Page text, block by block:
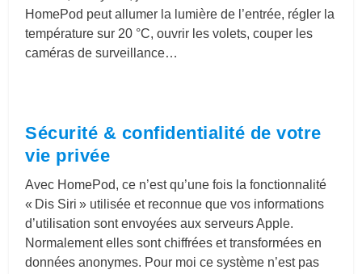
HomePod peut allumer la lumière de l’entrée, régler la
température sur 20 °C, ouvrir les volets, couper les
caméras de surveillance…
Sécurité & confidentialité de votre
vie privée
Avec HomePod, ce n’est qu’une fois la fonctionnalité
« Dis Siri » utilisée et reconnue que vos informations
d’utilisation sont envoyées aux serveurs Apple.
Normalement elles sont chiffrées et transformées en
données anonymes. Pour moi ce système n’est pas